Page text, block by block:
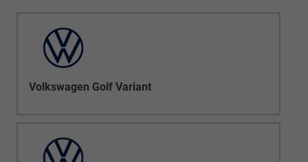
Volkswagen Golf Variant